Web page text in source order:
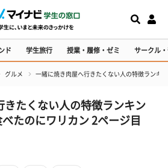
ド 学生旅行 授業・履修・ゼミ サークル
グルメ 一緒に焼き肉屋へ行きたくない人の特徴ランキ
きたくない人の特徴ランキン
たのにワリカン 2ページ目